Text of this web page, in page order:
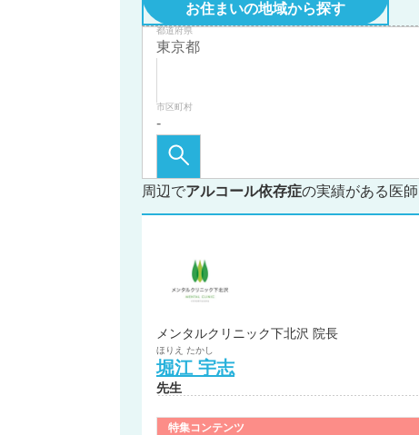
お住まいの地域から探す
都道府県
市区町村
周辺でアルコール依存症の実績がある医師
メンタルクリニック下北沢 院長
ほりえ たかし
堀江 宇志
先生
特集コンテンツ